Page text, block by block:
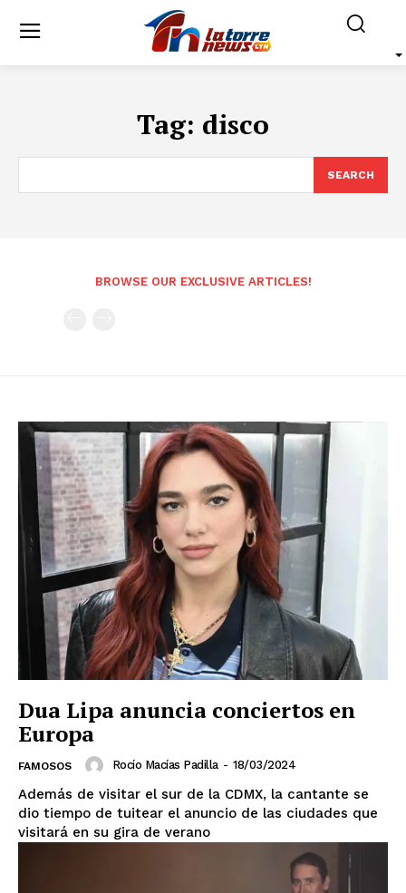
Tag: disco
SEARCH
BROWSE OUR EXCLUSIVE ARTICLES!
Dua Lipa anuncia conciertos en
Europa
FAMOSOS Rocío Macías Padilla - 18/03/2024
Además de visitar el sur de la CDMX, la cantante se
dio tiempo de tuitear el anuncio de las ciudades que
visitará en su gira de verano